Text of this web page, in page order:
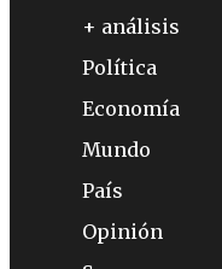
+ análisis
Política
Economía
Mundo
País
Opinión